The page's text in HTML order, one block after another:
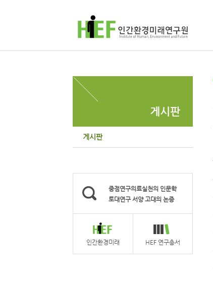
게시판
게시판
중점연구의료실천의 인문학
토대연구 서양 고대의 논증
인간환경미래 HEF 연구총서